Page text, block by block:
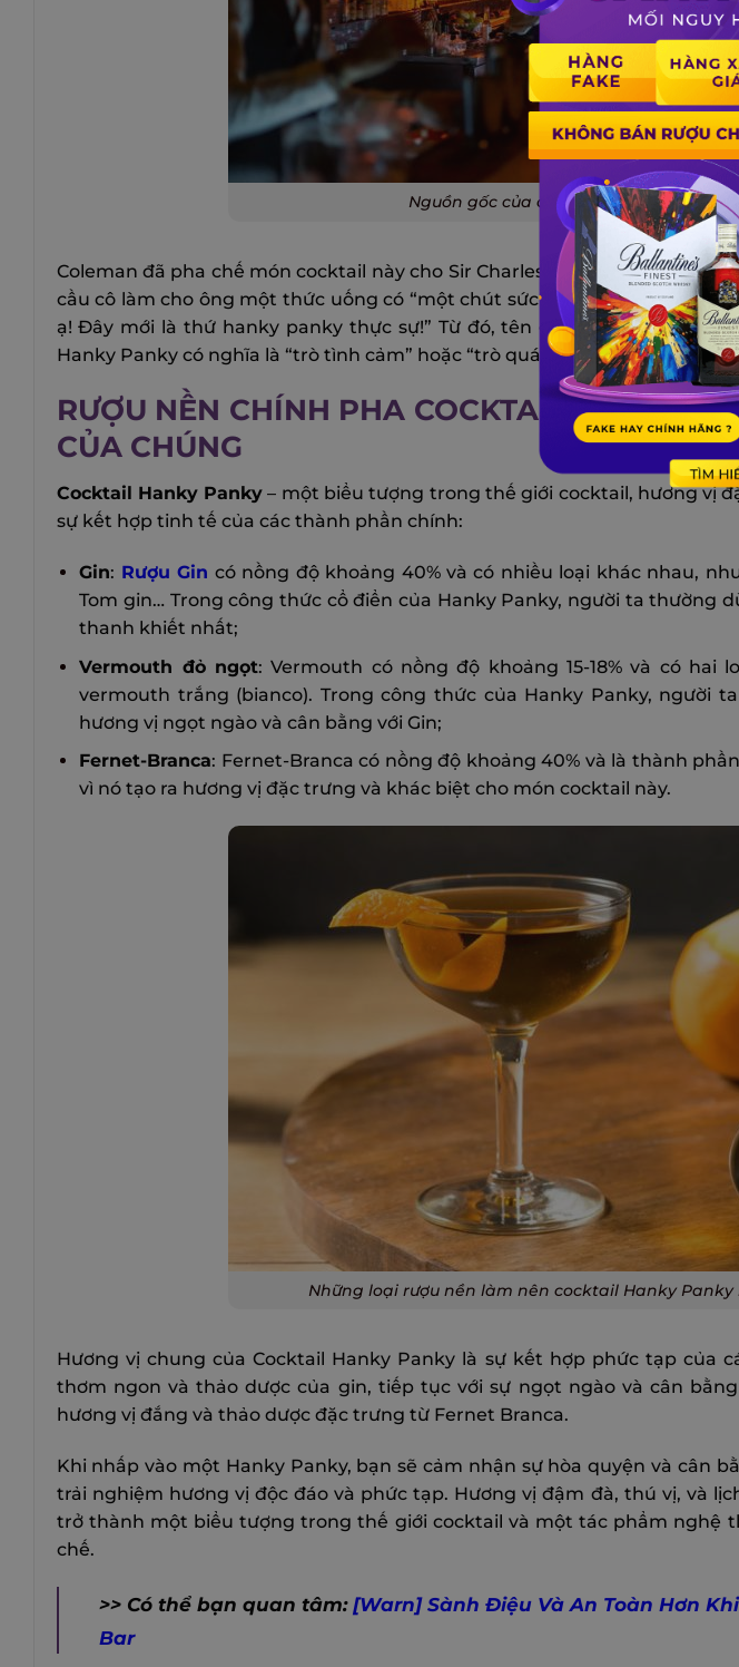
Nguồn gốc của cocktail Hanky Panky
Coleman đã pha chế món cocktail này cho Sir Charles Hawtrey, một diễn
cầu cô làm cho ông một thức uống có “một chút sức mạnh”. Sau khi
ạ! Đây mới là thứ hanky panky thực sự!” Từ đó, tên gọi Hanky Panky
Hanky Panky có nghĩa là “trò tình cảm” hoặc “trò quái gở” trong tiếng Anh.
RƯỢU NỀN CHÍNH PHA COCKTAIL HANKY
CỦA CHÚNG
Cocktail Hanky Panky – một biểu tượng trong thế giới cocktail, hương vị
sự kết hợp tinh tế của các thành phần chính:
Gin: Rượu Gin có nồng độ khoảng 40% và có nhiều loại khác nhau,
Tom gin… Trong công thức cổ điển của Hanky Panky, người ta thường
thanh khiết nhất;
Vermouth đỏ ngọt: Vermouth có nồng độ khoảng 15-18% và có hai
vermouth trắng (bianco). Trong công thức của Hanky Panky, người
hương vị ngọt ngào và cân bằng với Gin;
Fernet-Branca: Fernet-Branca có nồng độ khoảng 40% và là thành
vì nó tạo ra hương vị đặc trưng và khác biệt cho món cocktail này.
Những loại rượu nền làm nên cocktail Hanky
Hương vị chung của Cocktail Hanky Panky là sự kết hợp phức tạp của
thơm ngon và thảo dược của gin, tiếp tục với sự ngọt ngào và cân
hương vị đắng và thảo dược đặc trưng từ Fernet Branca.
Khi nhấp vào một Hanky Panky, bạn sẽ cảm nhận sự hòa quyện và cân
trải nghiệm hương vị độc đáo và phức tạp. Hương vị đậm đà, thú vị, và
trở thành một biểu tượng trong thế giới cocktail và một tác phẩm nghệ
chế.
>> Có thể bạn quan tâm:[Warn] Sành Điệu Và An Toàn Hơn
Bar